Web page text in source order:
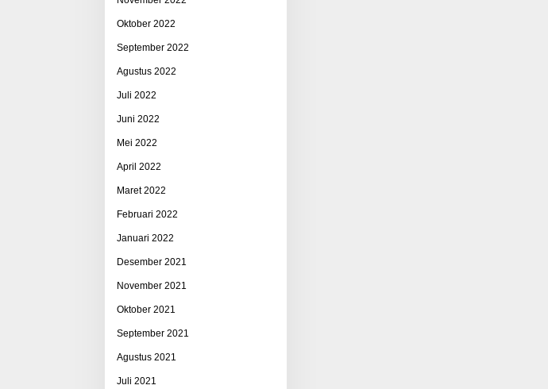
Oktober 2022
September 2022
Agustus 2022
Juli 2022
Juni 2022
Mei 2022
April 2022
Maret 2022
Februari 2022
Januari 2022
Desember 2021
November 2021
Oktober 2021
September 2021
Agustus 2021
Juli 2021